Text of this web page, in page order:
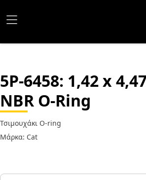
5P-6458: 1,42 x
NBR O-Ring
Τσιμουχάκι O-ring
Μάρκα: Cat